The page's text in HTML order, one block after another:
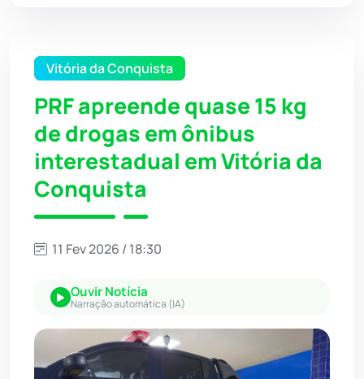
Vitória da Conquista
PRF apreende quase 15 kg
de drogas em ônibus
interestadual em Vitória da
Conquista
11 Fev 2026 / 18:30
Ouvir Notícia
Narração automática (IA)